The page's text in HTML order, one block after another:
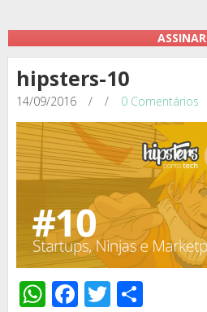
ASSINAR
hipsters-10
14/09/2016 / / 0 Comentários
WhatsApp
Facebook
Twitter